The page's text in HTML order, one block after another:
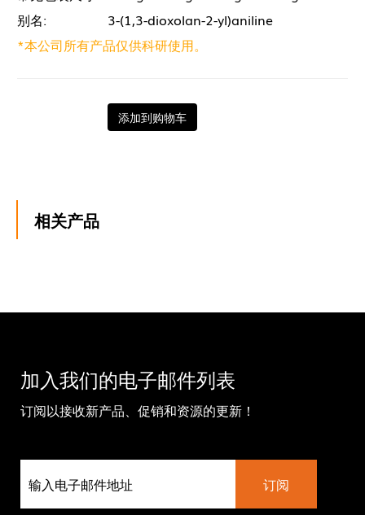
别名:
3-(1,3-dioxolan-2-yl)aniline
*本公司所有产品仅供科研使用。
添加到购物车
相关产品
加入我们的电子邮件列表
订阅以接收新产品、促销和资源的更新！